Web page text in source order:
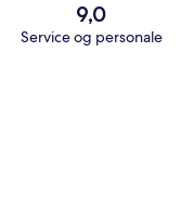
9,0
Service og personale